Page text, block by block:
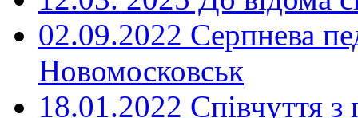
02.09.2022 Серпнева
Новомосковськ
18.01.2022 Співчуття з